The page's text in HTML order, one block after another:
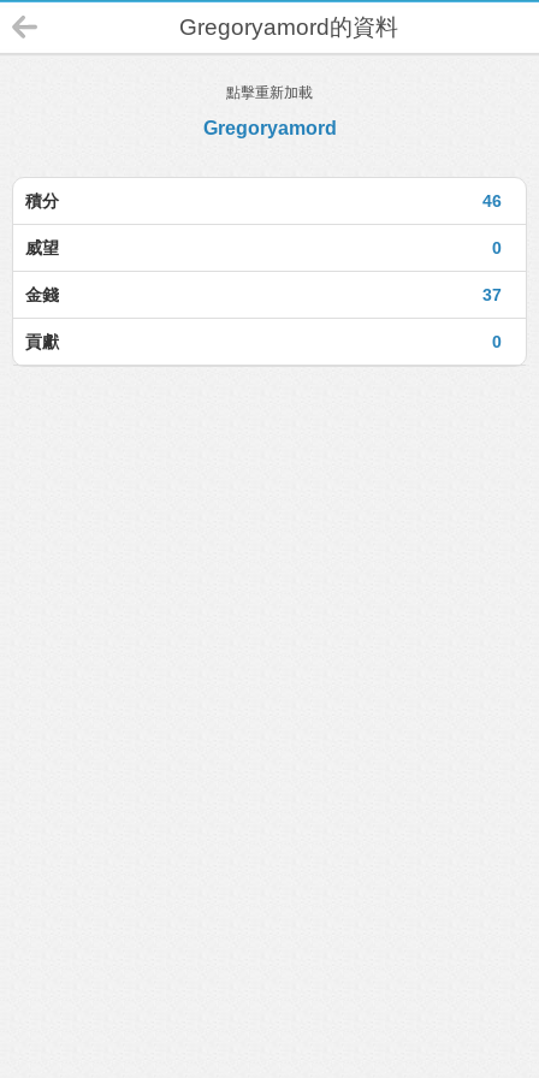
Gregoryamord的資料
點擊重新加載
Gregoryamord
46
積分
0
威望
37
金錢
0
貢獻